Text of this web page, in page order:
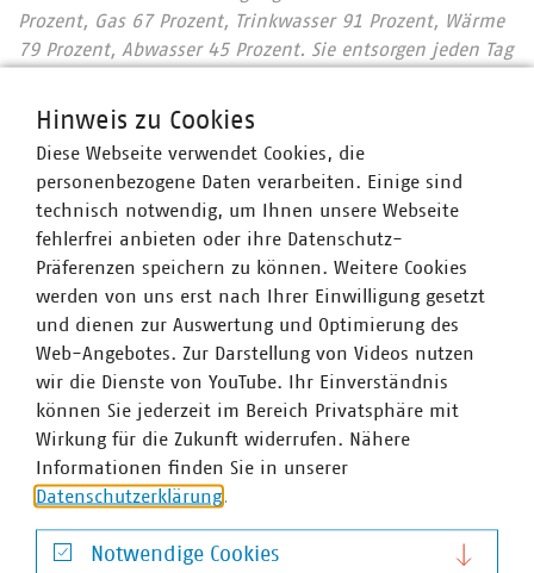
Prozent, Gas 67 Prozent, Trinkwasser 91 Prozent, Wärme
79 Prozent, Abwasser 45 Prozent. Sie entsorgen jeden Tag
Sammlung entscheidend dazu bei, dass Deutschland mit
Europäischen Union hat. Immer mehr
Mitgliedsunternehmen engagieren sich im
Breitbandausbau: 203 Unternehmen investieren pro Jahr
über 700 Millionen Euro. Beim Breitbandausbau setzen
92 Prozent der Unternehmen auf Glasfaser bis
mindestens ins Gebäude. Wir halten Deutschland am
Laufen – klimaneutral, leistungsstark, lebenswert. Unser
Beitrag für heute und morgen: #Daseinsvorsorge. Unsere
Positionen:
2030plus.vku.de.
Ansprechpartner
Hinweis zu Cookies
Diese Webseite verwendet Cookies, die
personenbezogene Daten verarbeiten. Einige sind
technisch notwendig, um Ihnen unsere Webseite
fehlerfrei anbieten oder ihre Datenschutz-
Präferenzen speichern zu können. Weitere Cookies
werden von uns erst nach Ihrer Einwilligung gesetzt
und dienen zur Auswertung und Optimierung des
Web-Angebotes. Zur Darstellung von Videos nutzen
wir die Dienste von YouTube. Ihr Einverständnis
können Sie jederzeit im Bereich Privatsphäre mit
Wirkung für die Zukunft widerrufen. Nähere
Informationen finden Sie in unserer
Datenschutzerklärung.
Notwendige Cookies